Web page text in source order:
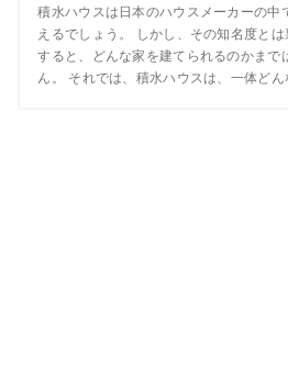
積水ハウスは日本のハウスメーカーの中
えるでしょう。 しかし、その知名度と
すると、どんな家を建てられるのかまで
ん。 それでは、積水ハウスは、一体どん